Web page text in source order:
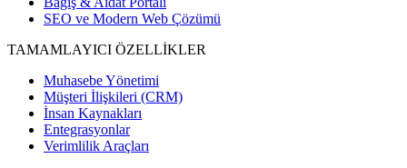
SEO ve Modern Web Çözümü
TAMAMLAYICI ÖZELLİKLER
Muhasebe Yönetimi
Müşteri İlişkileri (CRM)
İnsan Kaynakları
Entegrasyonlar
Verimlilik Araçları